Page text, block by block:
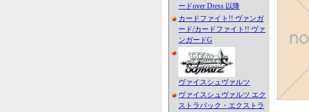
ードover Dress 以降
カードファイト!! ヴァンガ
ード/カードファイト!! ヴァ
ンガードG
ヴァイスシュヴァルツ
ヴァイスシュヴァルツ エク
ストラパック・エクストラ